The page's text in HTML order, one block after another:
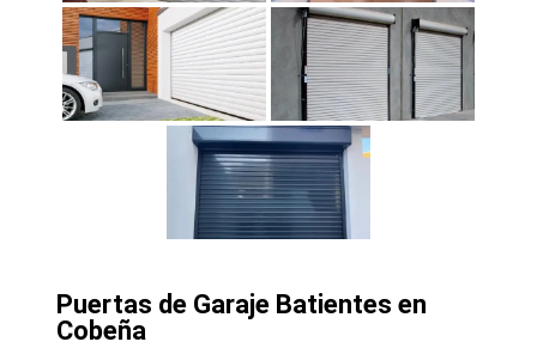
Puertas de Garaje Batientes en
Cobeña